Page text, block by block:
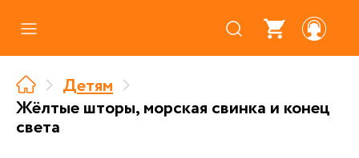
Где купить
Про аудиокниги
Детям
Жёлтые шторы, морская свинка и конец
света